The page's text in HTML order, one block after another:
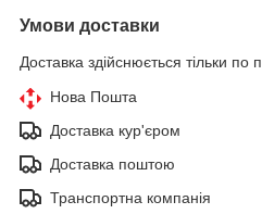
Умови доставки
Доставка здійснюється тільки по
Нова Пошта
Доставка кур'єром
Доставка поштою
Транспортна компанія